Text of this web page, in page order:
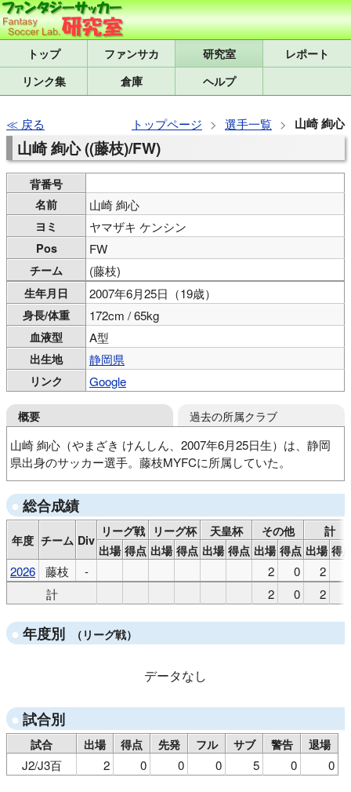
トップ 研究室
レポート
リンク集
倉庫 ヘルプ
戻る トップページ 選手一覧 山崎 絢心
山崎 絢心 ((藤枝)/FW)
背番号
名前
山崎 絢心
ヨミ ヤマザキ ケンシン
Pos FW
チーム (藤枝)
生年月日 2007年6月25日（19歳）
身長/体重 172cm / 65kg
血液型 A型
出生地 静岡県
リンク Google
概要
山崎 絢心（やまざき けんしん、2007年6月25日生）は、静岡
県出身のサッカー選手。藤枝MYFCに所属していた。
過去の所属クラブ
FC Fuji Jrユース
タンピネス ローバーズFC（シンガポール）
総合成績
年度 チーム Div
リーグ戦 リーグ杯 天皇杯 その他
計
出場 得点 出場 得点 出場 得点 出場 得点 出場 得
2026 藤枝 - 2 0 2
計
2 0 2
年度別 （リーグ戦）
データなし
試合別
試合 出場 得点 先発 フル サブ 警告 退場
J2/J3百 2 0 0 0 5 0 0